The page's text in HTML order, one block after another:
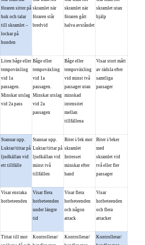
föraren sitter på
huk och talar
till skramlet –
lockar på
hunden
skramlet när
föraren står
bredvid
skramlet när
föraren gått
halva avståndet
skramlet utan
hjälp
Liten båge eller
tempoväxling
vid 1a
passagen.
Minskat utslag
vid 2a pass
Båge eller
tempoväxling
vid 1a
passagen.
Minskat utslag
vid 2a
passagen
Båge eller
tempoväxling
vid minst två
passager utan
minskad
intensitet
mellan
tillfällena
Visar stort mått
av rädsla efter
samtliga
passager
Stannar upp.
Luktar/tittar på
ljudkällan vid
ett tillfälle
Stannar upp.
Luktar/tittar på
ljudkällan vid
minst två
tillfällen
Biter i/lek mot
skramlet
Intresset
minskar efter
hand
Biter i/leker
med
skramlet vid
två eller fler
passager
Visar enstaka
hotbeteenden
Visar flera
hotbeteenden
under längre
tid
Visar flera
hotbeteenden
och någon
attack
Visar
hotbeteenden
och flera
attacker
Tittat till mot
Kontrollerar/
Kontrollerar/
Kontrollerar/